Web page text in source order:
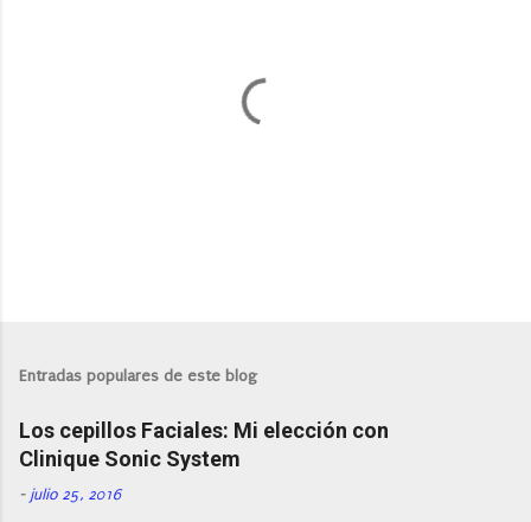
l
a
r
u
n
Entradas populares de este blog
Los cepillos Faciales: Mi elección con
Clinique Sonic System
- julio 25, 2016